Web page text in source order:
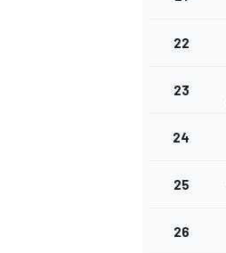
22
23
24
25
26